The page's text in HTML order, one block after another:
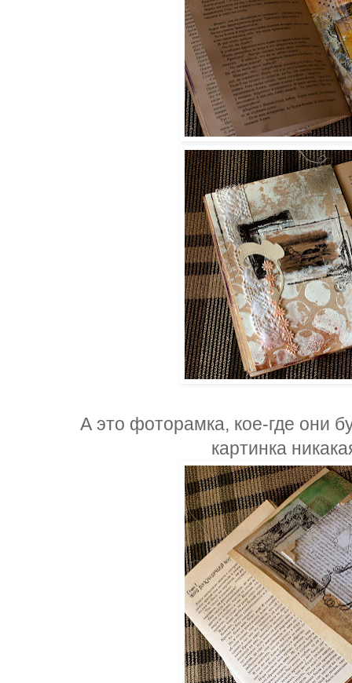
А это фоторамка, кое-где они
картинка